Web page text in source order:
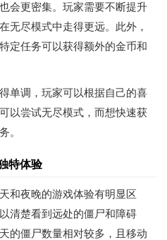
会更密集。玩家需要不断提升
无尽模式中走得更远。此外，
定任务可以获得额外的金币和
单调，玩家可以根据自己的喜
以尝试无尽模式，而想快速获
。
特体验
和夜晚的游戏体验有明显区
清楚看到远处的僵尸和障碍
的僵尸数量相对较多，且移动